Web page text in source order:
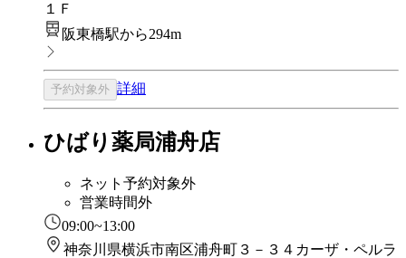
１Ｆ
阪東橋駅から294m
予約対象外 詳細
ひばり薬局浦舟店
ネット予約対象外
営業時間外
09:00~13:00
神奈川県横浜市南区浦舟町３－３４カーザ・ペルラ